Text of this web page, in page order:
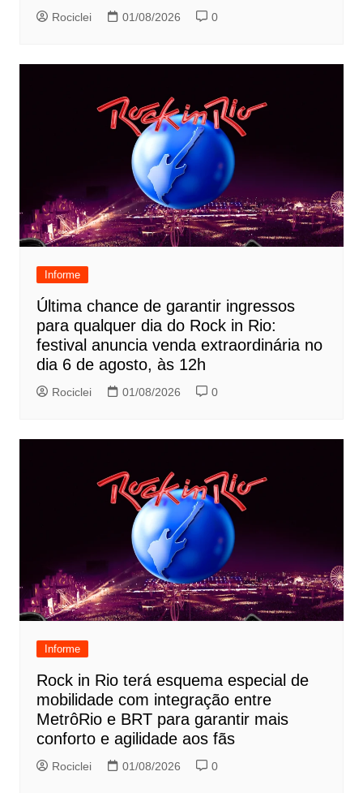
Rociclei 01/08/2026 0
Informe
Última chance de garantir ingressos
para qualquer dia do Rock in Rio:
festival anuncia venda extraordinária no
dia 6 de agosto, às 12h
Rociclei 01/08/2026 0
Informe
Rock in Rio terá esquema especial de
mobilidade com integração entre
MetrôRio e BRT para garantir mais
conforto e agilidade aos fãs
Rociclei 01/08/2026 0